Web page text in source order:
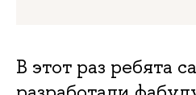
В этот раз ребята